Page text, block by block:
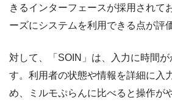
きるインターフェースが採用されて
ーズにシステムを利用できる点が評
対して、「SOIN」は、入力に時間が
す。利用者の状態や情報を詳細に入
め、ミルモぷらんに比べると操作が